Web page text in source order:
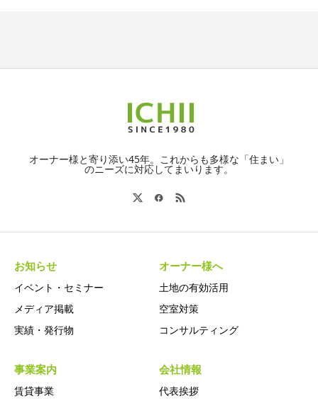
オーナー様と寄り添い45年。これからも多様な「住まい」
のニーズに対応してまいります。
お知らせ
イベント・セミナー
メディア掲載
実績・発行物
オーナー様へ
土地の有効活用
空室対策
コンサルティング
事業案内
賃貸事業
会社情報
代表挨拶